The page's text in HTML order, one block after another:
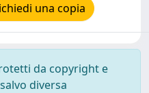
una copia
da copyright e
diversa